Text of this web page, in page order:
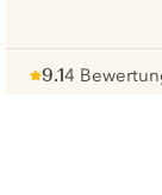
9.14